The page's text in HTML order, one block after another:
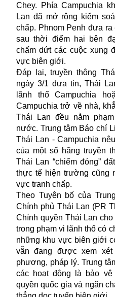
Chey. Phía Campuchia
Lan đã mở rộng kiểm
chấp. Phnom Penh đưa
sau thời điểm hai bên
chấm dứt các cuộc xung
vực biên giới.
Đáp lại, truyền thông
ngày 3/1 đưa tin, Thái
lãnh thổ Campuchia
Campuchia trở về nhà,
Thái Lan đều nằm
nước. Trung tâm Báo chí
Thái Lan - Campuchia
của một số hãng truyền
Thái Lan “chiếm đóng”
thực tế hiện trường cũng
vực tranh chấp.
Theo Tuyên bố của
Chính phủ Thái Lan (PR
Chính quyền Thái Lan
trong phạm vi lãnh thổ có
những khu vực biên giới
vẫn đang được xem
phương, pháp lý. Trung
các hoạt động là bảo
quyền quốc gia và ngăn